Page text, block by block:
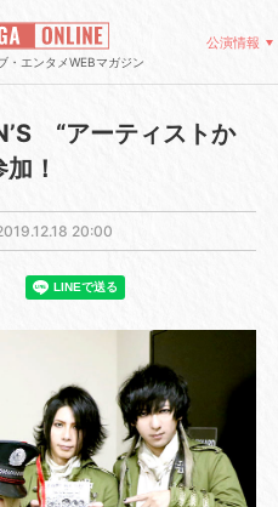
・エンタメWEBマガジン
公演情報
“アーティストか
！
20:00